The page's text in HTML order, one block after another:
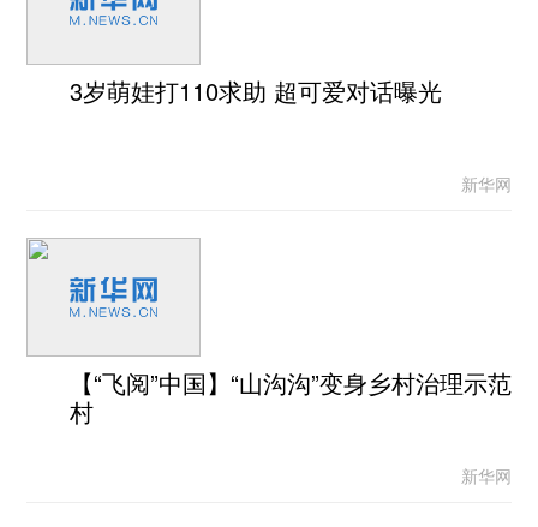
3岁萌娃打110求助 超可爱对话曝光
新华网
【“飞阅”中国】“山沟沟”变身乡村治理示范
村
新华网